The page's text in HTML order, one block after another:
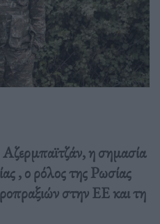
Αζερμπαϊτζάν, η σημασία
, ο ρόλος της Ρωσίας
στην ΕΕ και τη